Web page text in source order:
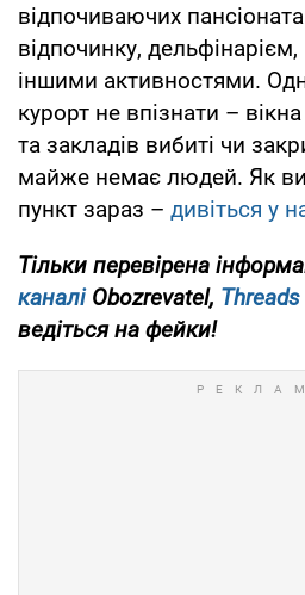
відпочиваючих
відпочинку,
іншими активностями.
курорт не впізнати –
та закладів вибиті чи
майже немає людей. Як
пункт зараз – дивіться у
Тільки перевірена
каналіObozrevatel, Threads
ведіться на фейки!